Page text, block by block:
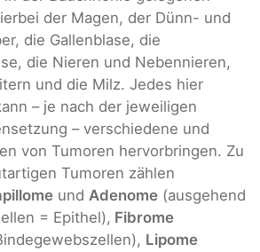
der Magen, der Dünn- und
die Gallenblase, die
die Nieren und Nebennieren,
und die Milz. Jedes hier
– je nach der jeweiligen
– verschiedene und
von Tumoren hervorbringen. Zu
Tumoren zählen
und Adenome (ausgehend
= Epithel), Fibrome
Lipome